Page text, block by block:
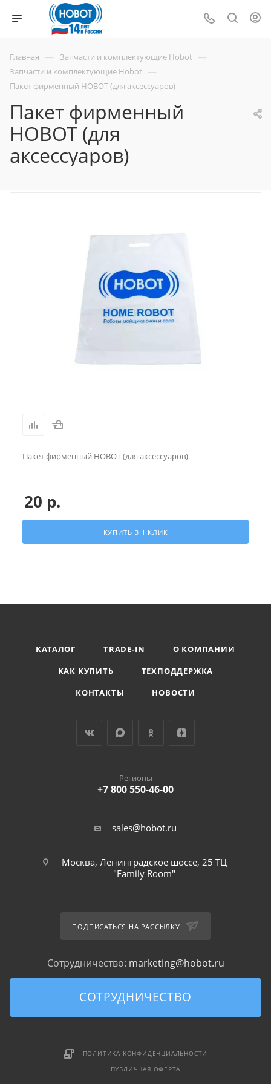
Главная — Запчасти и комплектующие Hobot —
Запчасти и комплектующие Hobot —
Пакет фирменный HOBOT (для аксесcуаров)
Пакет фирменный
HOBOT (для
аксесcуаров)
Пакет фирменный HOBOT (для аксесcуаров)
20 р.
КУПИТЬ В 1 КЛИК
КАТАЛОГ TRADE-IN
О КОМПАНИИ
КАК КУПИТЬ
ТЕХПОДДЕРЖКА
КОНТАКТЫ
НОВОСТИ
Регионы
+7 800 550-46-00
sales@hobot.ru
Москва, Ленинградское шоссе, 25 ТЦ
"Family Room"
ПОДПИСАТЬСЯ НА РАССЫЛКУ
Сотрудничество: marketing@hobot.ru
СОТРУДНИЧЕСТВО
ПОЛИТИКА КОНФИДЕНЦИАЛЬНОСТИ
ПУБЛИЧНАЯ ОФЕРТА